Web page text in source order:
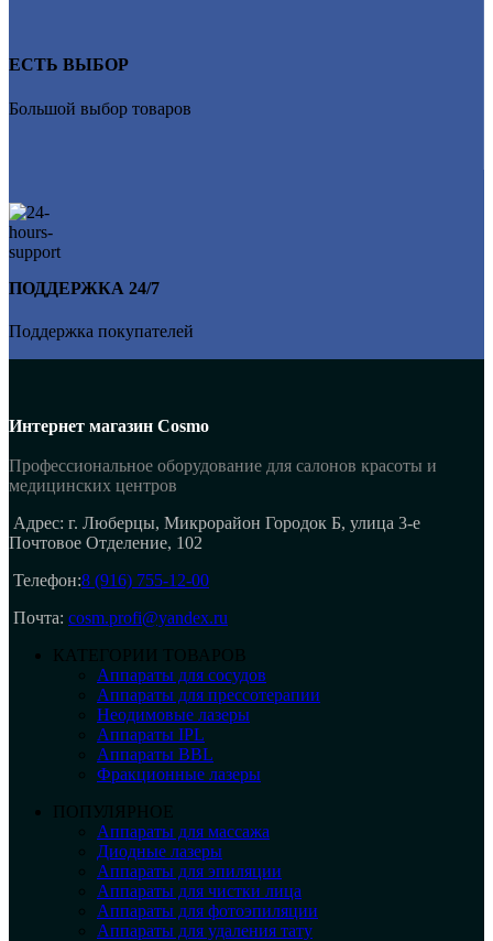
ЕСТЬ ВЫБОР
Большой выбор товаров
ПОДДЕРЖКА 24/7
Поддержка покупателей
Интернет магазин Cosmo
Профессиональное оборудование для салонов красоты и
медицинских центров
Адрес: г. Люберцы, Микрорайон Городок Б, улица 3-е
Почтовое Отделение, 102
Телефон:8 (916) 755-12-00
Почта: cosm.profi@yandex.ru
КАТЕГОРИИ ТОВАРОВ
Аппараты для сосудов
Аппараты для прессотерапии
Неодимовые лазеры
Аппараты IPL
Аппараты BBL
Фракционные лазеры
ПОПУЛЯРНОЕ
Аппараты для массажа
Диодные лазеры
Аппараты для эпиляции
Аппараты для чистки лица
Аппараты для фотоэпиляции
Аппараты для удаления тату